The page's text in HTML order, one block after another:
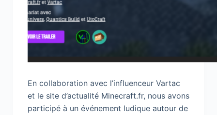
En collaboration avec l’influenceur Vartac
et le site d’actualité Minecraft.fr, nous avons
participé à un événement ludique autour de